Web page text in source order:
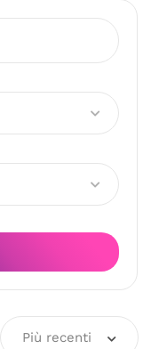
Più recenti